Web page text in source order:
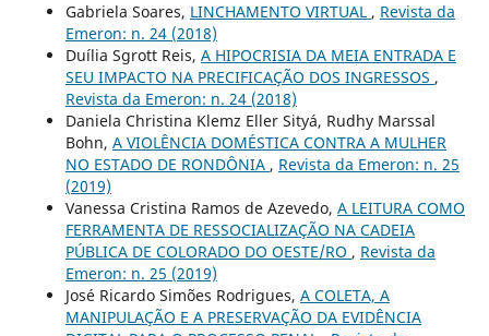
Gabriela Soares, LINCHAMENTO VIRTUAL , Revista da
Emeron: n. 24 (2018)
Duília Sgrott Reis, A HIPOCRISIA DA MEIA ENTRADA E
SEU IMPACTO NA PRECIFICAÇÃO DOS INGRESSOS ,
Revista da Emeron: n. 24 (2018)
Daniela Christina Klemz Eller Sityá, Rudhy Marssal
Bohn, A VIOLÊNCIA DOMÉSTICA CONTRA A MULHER
NO ESTADO DE RONDÔNIA , Revista da Emeron: n. 25
(2019)
Vanessa Cristina Ramos de Azevedo, A LEITURA COMO
FERRAMENTA DE RESSOCIALIZAÇÃO NA CADEIA
PÚBLICA DE COLORADO DO OESTE/RO , Revista da
Emeron: n. 25 (2019)
José Ricardo Simões Rodrigues, A COLETA, A
MANIPULAÇÃO E A PRESERVAÇÃO DA EVIDÊNCIA